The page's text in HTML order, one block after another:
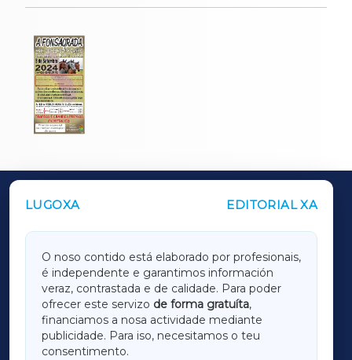
LUGOXA EDITORIAL XA
O noso contido está elaborado por profesionais,
é independente e garantimos información
veraz, contrastada e de calidade. Para poder
ofrecer este servizo de forma gratuíta,
financiamos a nosa actividade mediante
publicidade. Para iso, necesitamos o teu
consentimento.
OUTROS PERIÓDICOS
LUGOXA
TERRACHAXA